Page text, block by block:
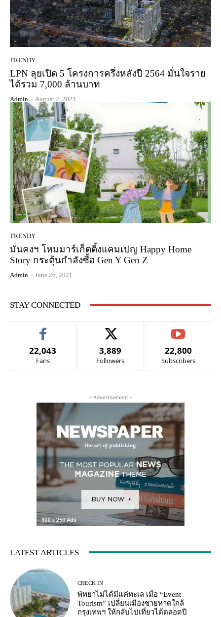
TRENDY
LPN ลุยเปิด 5 โครงการครึ่งหลังปี 2564 มั่นใจราย
ได้รวม 7,000 ล้านบาท
Admin - August 2, 2021
TRENDY
มั่นคงฯ โหมมาร์เก็ตติ้งแคมเปญ Happy Home
Story กระตุ้นกำลังซื้อ Gen Y Gen Z
Admin - June 26, 2021
STAY CONNECTED
22,043
Fans
3,889
Followers
22,800
Subscribers
- Advertisement -
LATEST ARTICLES
CHECK IN
พัทยาไม่ได้มีแค่ทะเล เมื่อ “Event
Tourism” เปลี่ยนเมืองชายหาดใกล้
กรุงเทพฯ ให้กลับไปเที่ยวได้ตลอดปี